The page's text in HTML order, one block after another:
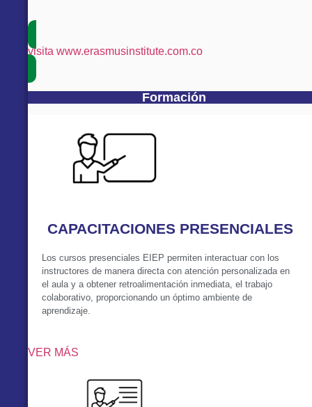
visita www.erasmusinstitute.com.co
Formación
CAPACITACIONES PRESENCIALES
Los cursos presenciales EIEP permiten interactuar con los
instructores de manera directa con atención personalizada en
el aula y a obtener retroalimentación inmediata, el trabajo
colaborativo, proporcionando un óptimo ambiente de
aprendizaje.
VER MÁS